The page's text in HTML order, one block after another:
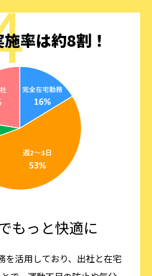
率は約8割！
もっと快適に
を活用しており、出社と在宅